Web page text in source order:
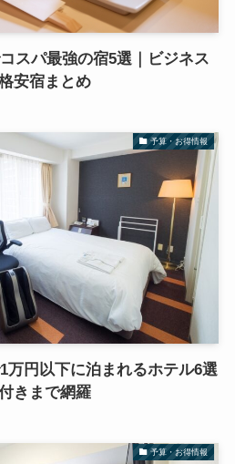
スパ最強の宿5選｜ビジネス
安宿まとめ
予算・お得情報
万円以下に泊まれるホテル6選
きまで網羅
予算・お得情報